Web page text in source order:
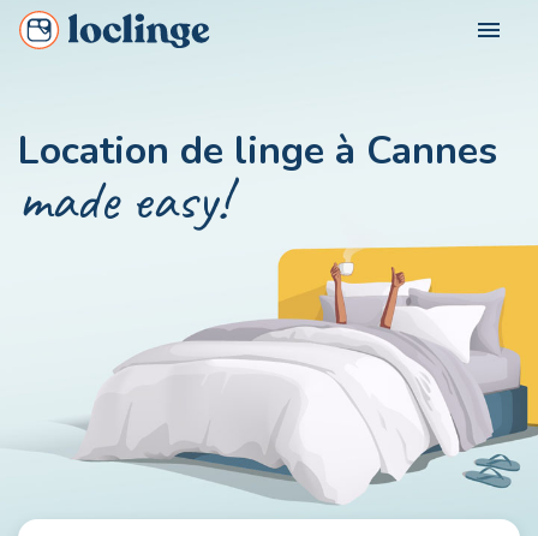
menu
Loclinge Vacationer
Loclinge Owner
OUR CITIES
Location de linge à Cannes
made easy!